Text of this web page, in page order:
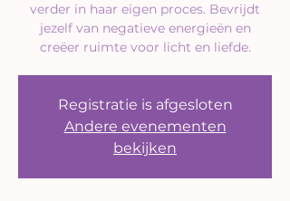
verder in haar eigen proces. Bevrijdt
jezelf van negatieve energieën en
creëer ruimte voor licht en liefde.
Registratie is afgesloten
Andere evenementen
bekijken